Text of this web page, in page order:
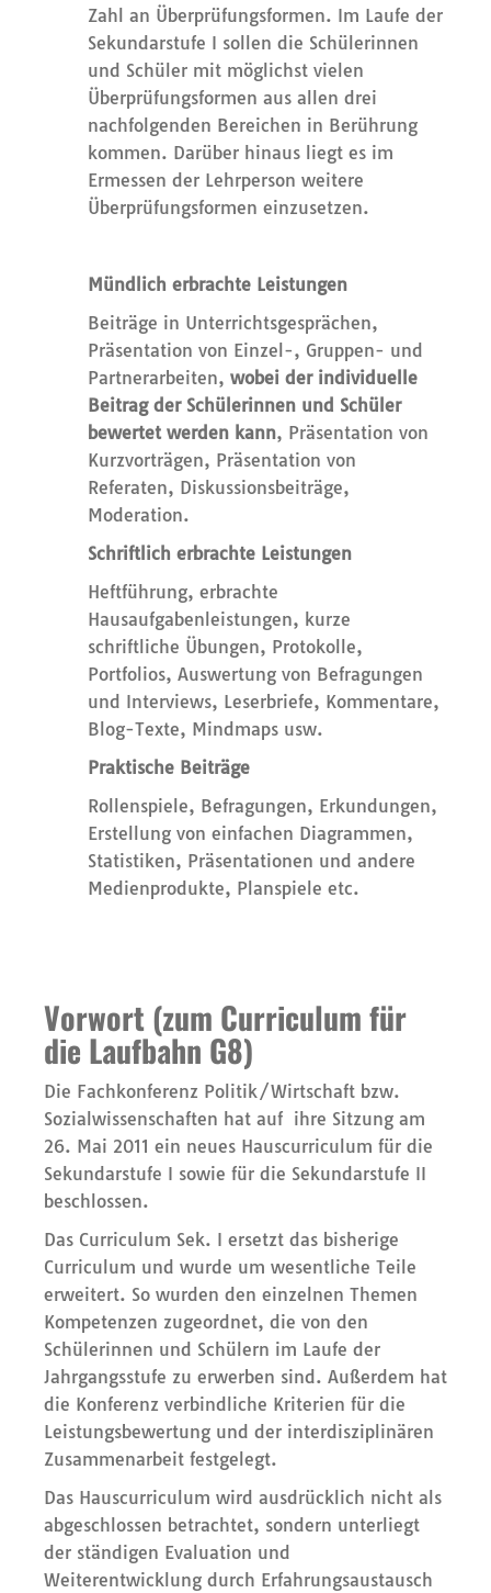
Zahl an Überprüfungsformen. Im Laufe der
Sekundarstufe I sollen die Schülerinnen
und Schüler mit möglichst vielen
Überprüfungsformen aus allen drei
nachfolgenden Bereichen in Berührung
kommen. Darüber hinaus liegt es im
Ermessen der Lehrperson weitere
Überprüfungsformen einzusetzen.
Mündlich erbrachte Leistungen
Beiträge in Unterrichtsgesprächen,
Präsentation von Einzel-, Gruppen- und
Partnerarbeiten, wobei der individuelle
Beitrag der Schülerinnen und Schüler
bewertet werden kann, Präsentation von
Kurzvorträgen, Präsentation von
Referaten, Diskussionsbeiträge,
Moderation.
Schriftlich erbrachte Leistungen
Heftführung, erbrachte
Hausaufgabenleistungen, kurze
schriftliche Übungen, Protokolle,
Portfolios, Auswertung von Befragungen
und Interviews, Leserbriefe, Kommentare,
Blog-Texte, Mindmaps usw.
Praktische Beiträge
Rollenspiele, Befragungen, Erkundungen,
Erstellung von einfachen Diagrammen,
Statistiken, Präsentationen und andere
Medienprodukte, Planspiele etc.
Vorwort (zum Curriculum für
die Laufbahn G8)
Die Fachkonferenz Politik/Wirtschaft bzw.
Sozialwissenschaften hat auf ihre Sitzung am
26. Mai 2011 ein neues Hauscurriculum für die
Sekundarstufe I sowie für die Sekundarstufe II
beschlossen.
Das Curriculum Sek. I ersetzt das bisherige
Curriculum und wurde um wesentliche Teile
erweitert. So wurden den einzelnen Themen
Kompetenzen zugeordnet, die von den
Schülerinnen und Schülern im Laufe der
Jahrgangsstufe zu erwerben sind. Außerdem hat
die Konferenz verbindliche Kriterien für die
Leistungsbewertung und der interdisziplinären
Zusammenarbeit festgelegt.
Das Hauscurriculum wird ausdrücklich nicht als
abgeschlossen betrachtet, sondern unterliegt
der ständigen Evaluation und
Weiterentwicklung durch Erfahrungsaustausch